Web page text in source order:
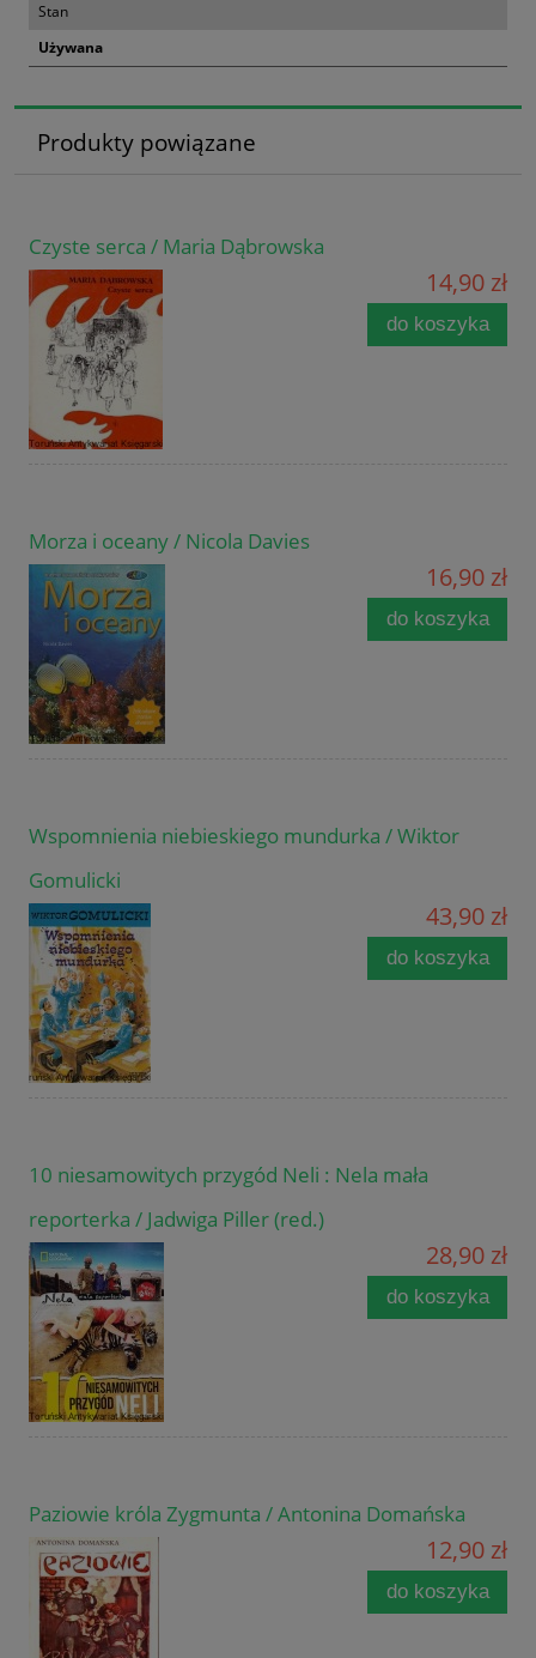
Stan
Używana
Produkty powiązane
Czyste serca / Maria Dąbrowska
14,90 zł
do koszyka
Morza i oceany / Nicola Davies
16,90 zł
do koszyka
Wspomnienia niebieskiego mundurka / Wiktor
Gomulicki
43,90 zł
do koszyka
10 niesamowitych przygód Neli : Nela mała
reporterka / Jadwiga Piller (red.)
28,90 zł
do koszyka
Paziowie króla Zygmunta / Antonina Domańska
12,90 zł
do koszyka